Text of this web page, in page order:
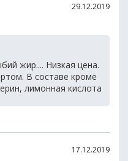
29.12.2019
жир.... Низкая цена.
В составе кроме
лимонная кислота
17.12.2019